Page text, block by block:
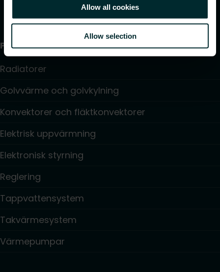
Allow all cookies
Allow selection
Produkter
Radiatorer
Golvvärme och golvkylning
Konvektorer och fläktkonvektorer
Elektrisk uppvärmning
Elektronisk styrning
Reglering
Tappvattensystem
Takvärmesystem
Värmepumpar